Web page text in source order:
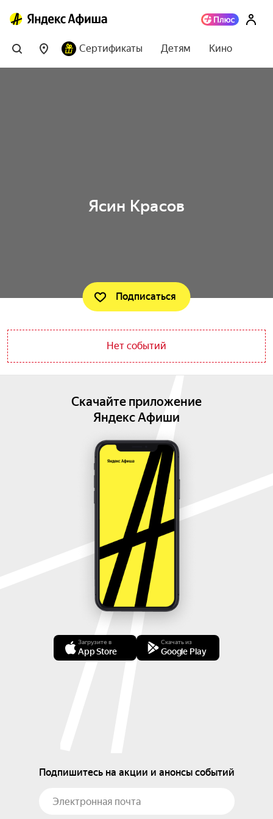
Сертификаты Детям Кино
Ясин Красов
Подписаться
Нет событий
Скачайте приложение
Яндекс Афиши
Загрузите в
App Store
Скачать из
Google Play
Подпишитесь на акции и анонсы событий